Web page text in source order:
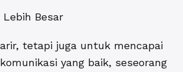
Besar
tetapi juga untuk mencapai
yang baik, seseorang